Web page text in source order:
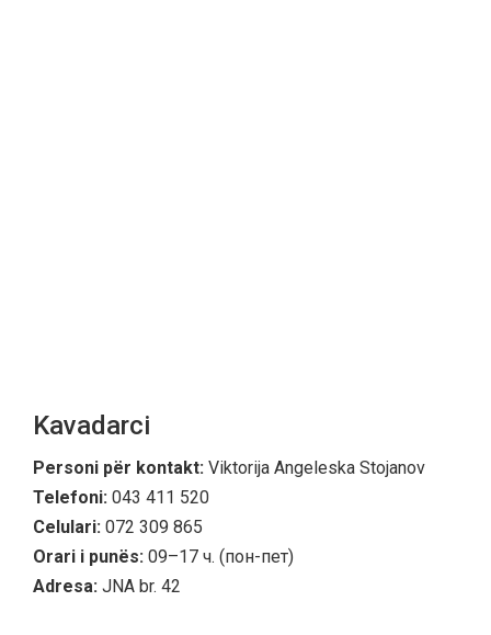
Kavadarci
Personi për kontakt: Viktorija Angeleska Stojanov
Telefoni: 043 411 520
Celulari: 072 309 865
Orari i punës: 09–17 ч. (пон-пет)
Adresa: JNA br. 42